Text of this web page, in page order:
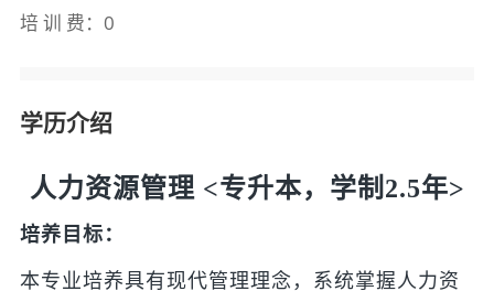
培 训 费：0
学历介绍
人力资源管理 <专升本，学制2.5年>
培养目标：
本专业培养具有现代管理理念，系统掌握人力资